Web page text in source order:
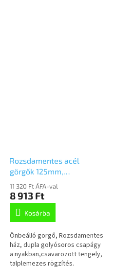
Rozsdamentes acél
görgők 125mm,
önbeálló,Talplemezzel,
7470PJO125P50
11 320 Ft ÁFA-val
8 913 Ft
Kosárba
Önbeálló görgő, Rozsdamentes
ház, dupla golyósoros csapágy
a nyakban,csavarozott tengely,
talplemezes rögzítés.